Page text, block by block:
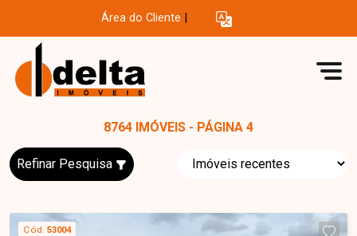
Área do Cliente
8764 IMÓVEIS - PÁGINA 4
Refinar Pesquisa
Cód. 53004